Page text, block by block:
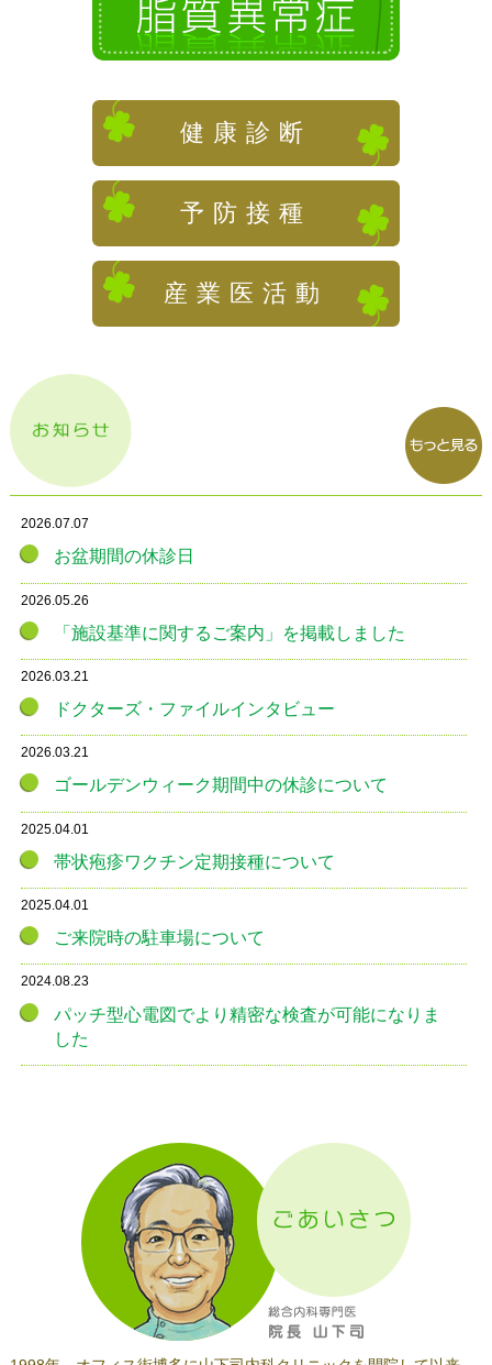
健康診断
予防接種
産業医活動
2026.07.07
お盆期間の休診日
2026.05.26
「施設基準に関するご案内」を掲載しました
2026.03.21
ドクターズ・ファイルインタビュー
2026.03.21
ゴールデンウィーク期間中の休診について
2025.04.01
帯状疱疹ワクチン定期接種について
2025.04.01
ご来院時の駐車場について
2024.08.23
パッチ型心電図でより精密な検査が可能になりま
した